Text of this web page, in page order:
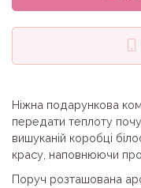
Ніжна подарункова
передати теплоту
вишуканій коробці
красу, наповнюючи
Поруч розташована